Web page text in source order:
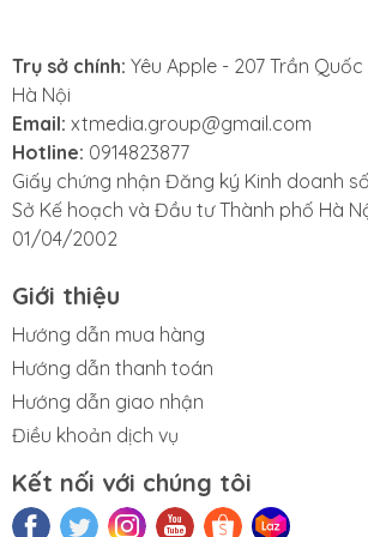
Touch ID thế hệ tiếp theo
iPad Air 4 đã loại bỏ hoàn toàn nút
ngay trên chính nút nguồn. Touch ID
thực một cách liền mạch bất cứ khi
vào nó.
Trụ sở chính: Yêu Apple - 207 Trần
Hà Nội
Email: xtmedia.group@gmail.com
Hotline: 0914823877
Giấy chứng nhận Đăng ký Kinh doanh
Sở Kế hoạch và Đầu tư Thành phố Hà
01/04/2002
Giới thiệu
Hướng dẫn mua hàng
Hướng dẫn thanh toán
Hướng dẫn giao nhận
Điều khoản dịch vụ
Kết nối với chúng tôi